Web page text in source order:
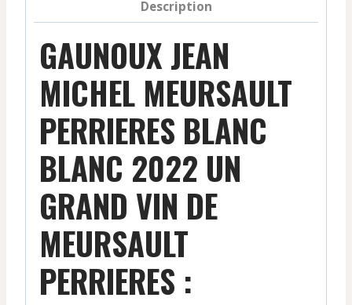
Description
GAUNOUX JEAN
MICHEL MEURSAULT
PERRIERES BLANC
BLANC 2022 UN
GRAND VIN DE
MEURSAULT
PERRIERES :